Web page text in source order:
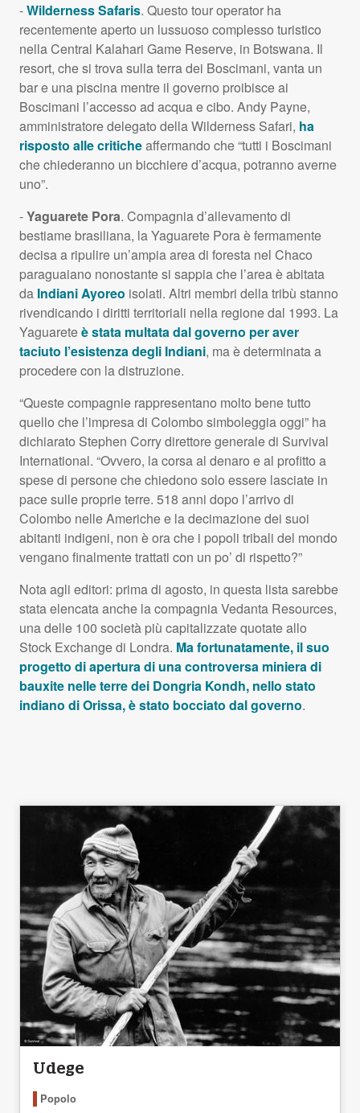
-Wilderness Safaris. Questo tour operator ha
recentemente aperto un lussuoso complesso turistico
nella Central Kalahari Game Reserve, in Botswana. Il
resort, che si trova sulla terra dei Boscimani, vanta un
bar e una piscina mentre il governo proibisce ai
Boscimani l’accesso ad acqua e cibo. Andy Payne,
amministratore delegato della Wilderness Safari, ha
risposto alle criticheaffermando che “tutti i Boscimani
che chiederanno un bicchiere d’acqua, potranno averne
uno”.
-Yaguarete Pora. Compagnia d’allevamento di
bestiame brasiliana, la Yaguarete Pora è fermamente
decisa a ripulire un’ampia area di foresta nel Chaco
paraguaiano nonostante si sappia che l’area è abitata
da Indiani Ayoreo isolati. Altri membri della tribù stanno
rivendicando i diritti territoriali nella regione dal 1993. La
Yaguareteè stata multata dal governo per aver
taciuto l’esistenza degli Indiani, ma è determinata a
procedere con la distruzione.
“Queste compagnie rappresentano molto bene tutto
quello che l’impresa di Colombo simboleggia oggi” ha
dichiarato Stephen Corry direttore generale di Survival
International. “Ovvero, la corsa al denaro e al profitto a
spese di persone che chiedono solo essere lasciate in
pace sulle proprie terre. 518 anni dopo l’arrivo di
Colombo nelle Americhe e la decimazione dei suoi
abitanti indigeni, non è ora che i popoli tribali del mondo
vengano finalmente trattati con un po’ di rispetto?”
Nota agli editori: prima di agosto, in questa lista sarebbe
stata elencata anche la compagnia Vedanta Resources,
una delle 100 società più capitalizzate quotate allo
Stock Exchange di Londra. Ma fortunatamente, il suo
progetto di apertura di una controversa miniera di
bauxite nelle terre dei Dongria Kondh, nello stato
indiano di Orissa, è stato bocciato dal governo.
Udege
Popolo